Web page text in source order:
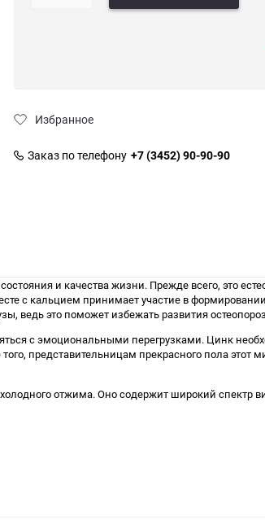
Избранное
Заказ по телефону +7 (3452) 90-90-90
и качества жизни. Прежде всего, это
с кальцием принимает участие в
ведь это поможет избежать развития
с эмоциональными перегрузками. Цинк
представительницам прекрасного пола этот
отжима. Оно содержит широкий спектр